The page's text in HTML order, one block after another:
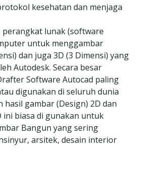
kesehatan dan menjaga
perangkat lunak (software
untuk menggambar
dan juga 3D (3 Dimensi) yang
Autodesk. Secara besar
Software Autocad paling
digunakan di seluruh dunia
hasil gambar (Design) 2D dan
ini biasa di gunakan untuk
Bangun yang sering
arsitek, desain interior